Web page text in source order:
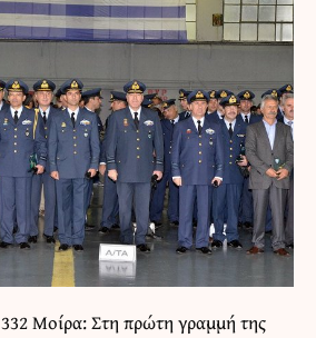
332 Μοίρα: Στη πρώτη γραμμή της